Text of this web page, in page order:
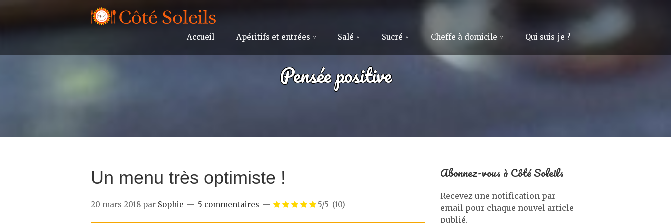
Accueil Apéritifs et entrées Salé Sucré Cheffe à domicile Qui suis-je ?
Pensée positive
Un menu très optimiste !
20 mars 2018 par Sophie 5 commentaires 5/5 (10)
Abonnez-vous à Côté Soleils
Recevez une notification par
email pour chaque nouvel article
publié.